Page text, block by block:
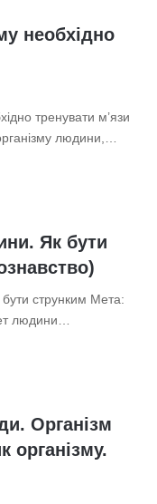
необхідно
тренувати м’язи
людини,…
Як бути
струнким Мета:
людини…
Організм